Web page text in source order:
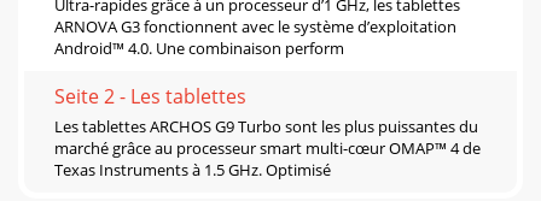
Ultra-rapides grâce à un processeur d’1 GHz, les tablettes
ARNOVA G3 fonctionnent avec le système d’exploitation
Android™ 4.0. Une combinaison perform
Seite 2 - Les tablettes
Les tablettes ARCHOS G9 Turbo sont les plus puissantes du
marché grâce au processeur smart multi-cœur OMAP™ 4 de
Texas Instruments à 1.5 GHz. Optimisé